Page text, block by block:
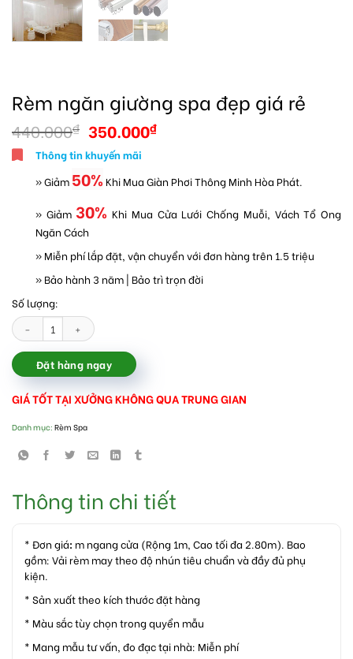
Rèm ngăn giường spa đẹp giá rẻ
440.000₫ 350.000₫
Thông tin khuyến mãi
» Giảm 50% Khi Mua Giàn Phơi Thông Minh Hòa Phát.
» Giảm 30% Khi Mua Cửa Lưới Chống Muỗi, Vách Tổ Ong
Ngăn Cách
» Miễn phí lắp đặt, vận chuyển với đơn hàng trên 1.5 triệu
» Bảo hành 3 năm | Bảo trì trọn đời
Số lượng:
Rèm ngăn giường spa đẹp giá rẻ số lượng
Đặt hàng ngay
GIÁ TỐT TẠI XƯỞNG KHÔNG QUA TRUNG GIAN
Danh mục: Rèm Spa
Thông tin chi tiết
* Đơn giá: m ngang cửa (Rộng 1m, Cao tối đa 2.80m). Bao
gồm: Vải rèm may theo độ nhún tiêu chuẩn và đầy đủ phụ
kiện.
* Sản xuất theo kích thước đặt hàng
* Màu sắc tùy chọn trong quyển mẫu
* Mang mẫu tư vấn, đo đạc tại nhà: Miễn phí